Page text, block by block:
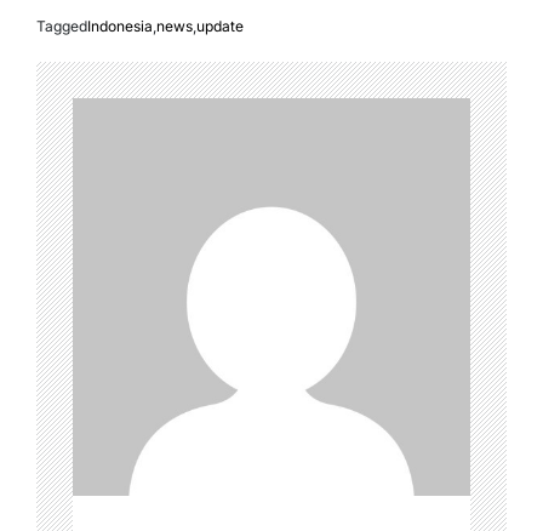
TaggedIndonesia news update